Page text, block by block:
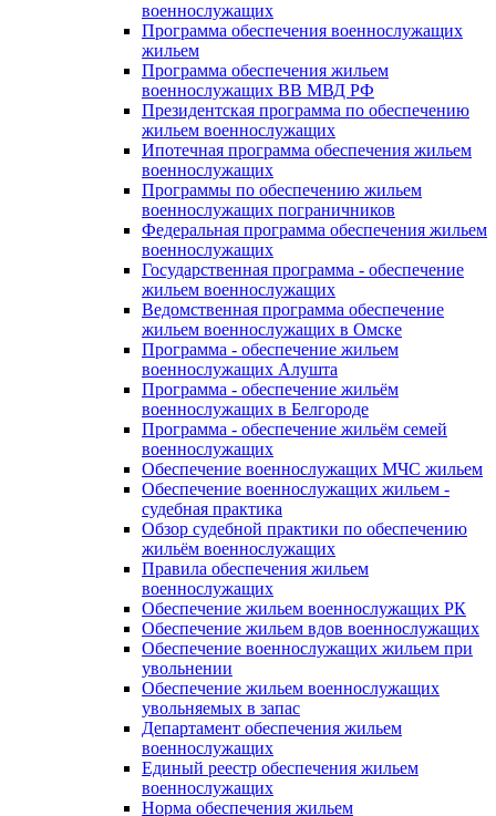
военнослужащих
Программа обеспечения военнослужащих
жильем
Программа обеспечения жильем
военнослужащих ВВ МВД РФ
Президентская программа по обеспечению
жильем военнослужащих
Ипотечная программа обеспечения жильем
военнослужащих
Программы по обеспечению жильем
военнослужащих пограничников
Федеральная программа обеспечения жильем
военнослужащих
Государственная программа - обеспечение
жильем военнослужащих
Ведомственная программа обеспечение
жильем военнослужащих в Омске
Программа - обеспечение жильем
военнослужащих Алушта
Программа - обеспечение жильём
военнослужащих в Белгороде
Программа - обеспечение жильём семей
военнослужащих
Обеспечение военнослужащих МЧС жильем
Обеспечение военнослужащих жильем -
судебная практика
Обзор судебной практики по обеспечению
жильём военнослужащих
Правила обеспечения жильем
военнослужащих
Обеспечение жильем военнослужащих РК
Обеспечение жильем вдов военнослужащих
Обеспечение военнослужащих жильем при
увольнении
Обеспечение жильем военнослужащих
увольняемых в запас
Департамент обеспечения жильем
военнослужащих
Единый реестр обеспечения жильем
военнослужащих
Норма обеспечения жильем